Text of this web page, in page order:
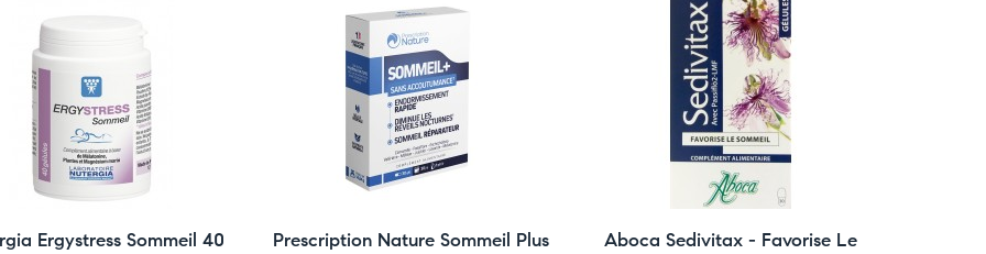
Ergystress Sommeil 40
Prescription Nature Sommeil Plus
Aboca Sedivitax - Favorise Le